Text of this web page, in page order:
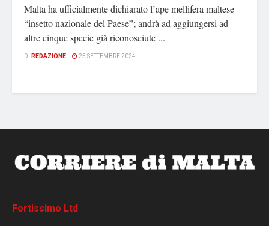
Malta ha ufficialmente dichiarato l’ape mellifera maltese
“insetto nazionale del Paese”; andrà ad aggiungersi ad
altre cinque specie già riconosciute ...
DI REDAZIONE 25 SETTEMBRE 2024
Fortissimo Ltd